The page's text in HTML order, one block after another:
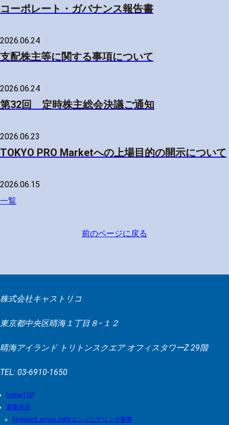
コーポレート・ガバナンス報告書
2026.06.24
支配株主等に関する事項について
2026.06.24
第32回 定時株主総会決議ご通知
2026.06.23
TOKYO PRO Marketへの上場目的の開示について
2026.06.15
一覧
前のページに戻る
株式会社キャストリコ
東京都中央区晴海１丁目８−１２
晴海アイランド トリトンスクエア オフィスタワーZ 29階
TEL: 03-6910-1650
TOP
事業内容
エンジニアリング事業